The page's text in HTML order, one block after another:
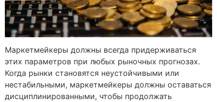
Маркетмейкеры должны всегда придерживаться
этих параметров при любых рыночных прогнозах.
Когда рынки становятся неустойчивыми или
нестабильными, маркетмейкеры должны оставаться
дисциплинированными, чтобы продолжать